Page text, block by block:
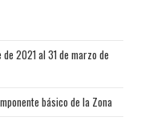
2021 al 31 de marzo de
básico de la Zona